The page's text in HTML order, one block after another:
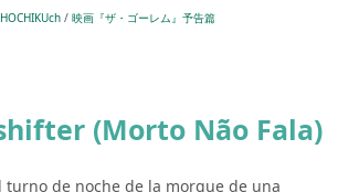
/映画『ザ・ゴーレム』予告篇
(Morto Não Fala)
turno de noche de la morgue de una